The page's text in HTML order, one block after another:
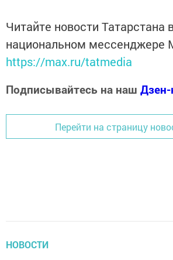
Читайте новости Татарстана
национальном мессенджере
https://max.ru/tatmedia
Подписывайтесь на наш Дзен-
Перейти на страницу
НОВОСТИ